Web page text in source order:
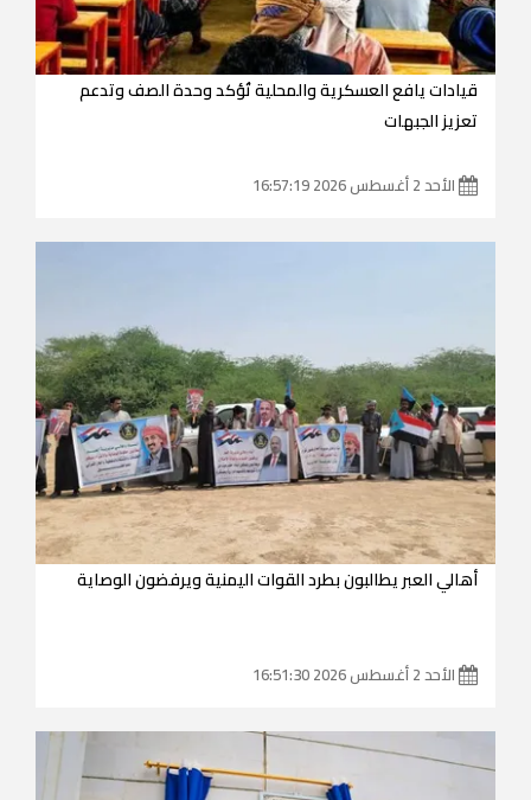
قيادات يافع العسكرية والمحلية تُؤكد وحدة الصف وتدعم
تعزيز الجبهات
الأحد 2 أغسطس 2026 16:57:19
أهالي العبر يطالبون بطرد القوات اليمنية ويرفضون الوصاية
الأحد 2 أغسطس 2026 16:51:30